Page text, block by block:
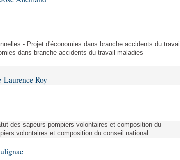
- Projet d'économies dans branche accidents du travail
dans branche accidents du travail maladies
Laurence Roy
des sapeurs-pompiers volontaires et composition du
volontaires et composition du conseil national